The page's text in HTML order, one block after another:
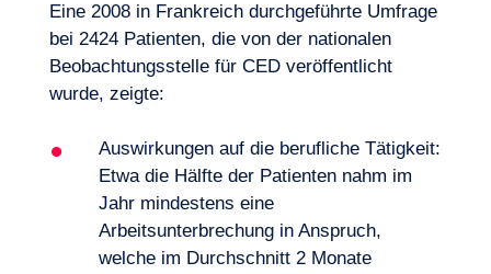
Lust, an Bord zu gehen?
Eine 2008 in Frankreich durchgeführte Umfrage
bei 2424 Patienten, die von der nationalen
Beobachtungsstelle für CED veröffentlicht
wurde, zeigte:
Auswirkungen auf die berufliche Tätigkeit:
Etwa die Hälfte der Patienten nahm im
Jahr mindestens eine
Arbeitsunterbrechung in Anspruch,
welche im Durchschnitt 2 Monate